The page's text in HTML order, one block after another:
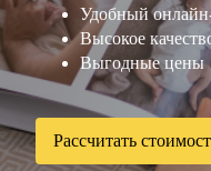
Удобный
Высокое
Выгодные цены
Рассчитать